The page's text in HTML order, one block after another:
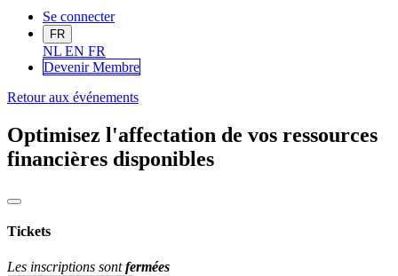
Se connecter
FR
NL EN FR
Devenir Membre
Retour aux événements
Optimisez l'affectation de vos ressources
financières disponibles
Tickets
Les inscriptions sontfermées